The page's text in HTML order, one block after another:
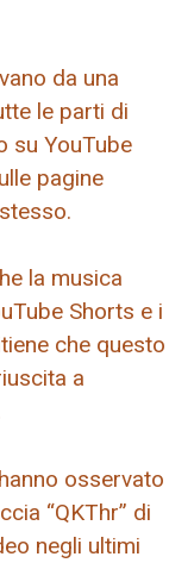
da una
le parti di
su YouTube
pagine
la musica
Shorts e i
che questo
a
osservato
“QKThr” di
negli ultimi